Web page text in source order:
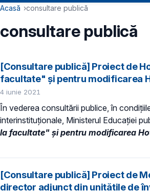
Cale de navigare
Acasă consultare publică
consultare publică
[Consultare publică] Proiect de
facultate" și pentru modificarea
4 iunie 2021
În vederea consultării publice, în
interinstituționale, Ministerul Educaţiei
la facultate" și pentru modificarea
[Consultare publică] Proiect de
director adjunct din unitățile de